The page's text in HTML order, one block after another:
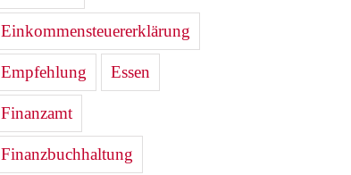
Einkommensteuererklärung
Empfehlung Essen
Finanzamt
Finanzbuchhaltung